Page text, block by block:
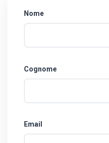
Nome
Cognome
Email